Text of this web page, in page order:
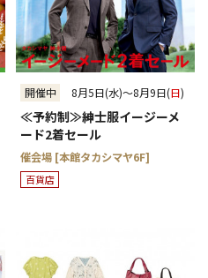
タカシマヤB1フーズシティ]
表示
19 20 21
22
26 27 28
29
絞り込む
開催中 8月5日(水)～8月9日(日)
≪予約制≫紳士服イージーメ
ード2着セール
催会場 [本館タカシマヤ6F]
百貨店